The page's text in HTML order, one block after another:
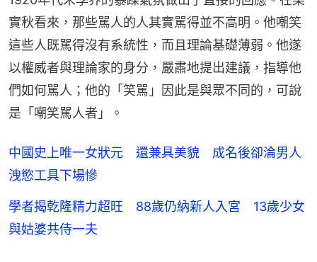
實秋看來，那些駡人的人其實駡得並不高明。他嘲笑
這些人既駡得沒有系統性，而且理論基礎薄弱。他遂
以權威者與理論家的身分，嚴肅地提出建議，指導他
們如何駡人；他的「笑駡」因此是與眾不同的，可說
是「嘲笑駡人者」。
中國史上唯一女狀元 還兼具美貌 成名後卻淪男人
洩慾工具下場慘
學者揭乾隆精力超旺 88歲仍納新人入宮 13歲少女
與姑婆共侍一夫